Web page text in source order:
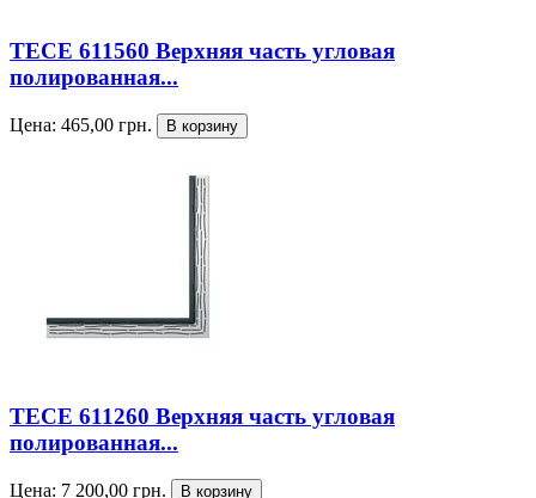
TECE 611560 Верхняя часть угловая
полированная...
Цена: 465,00 грн.
TECE 611260 Верхняя часть угловая
полированная...
Цена: 7 200,00 грн.